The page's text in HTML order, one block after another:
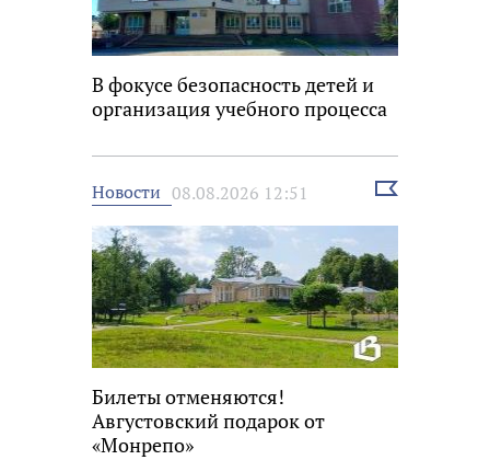
В фокусе безопасность детей и
организация учебного процесса
Новости 08.08.2026 12:51
Выбрать
Билеты отменяются!
Августовский подарок от
«Монрепо»